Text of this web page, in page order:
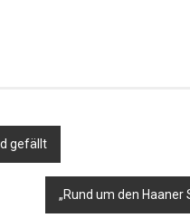
gefällt
„Rund um den Haaner